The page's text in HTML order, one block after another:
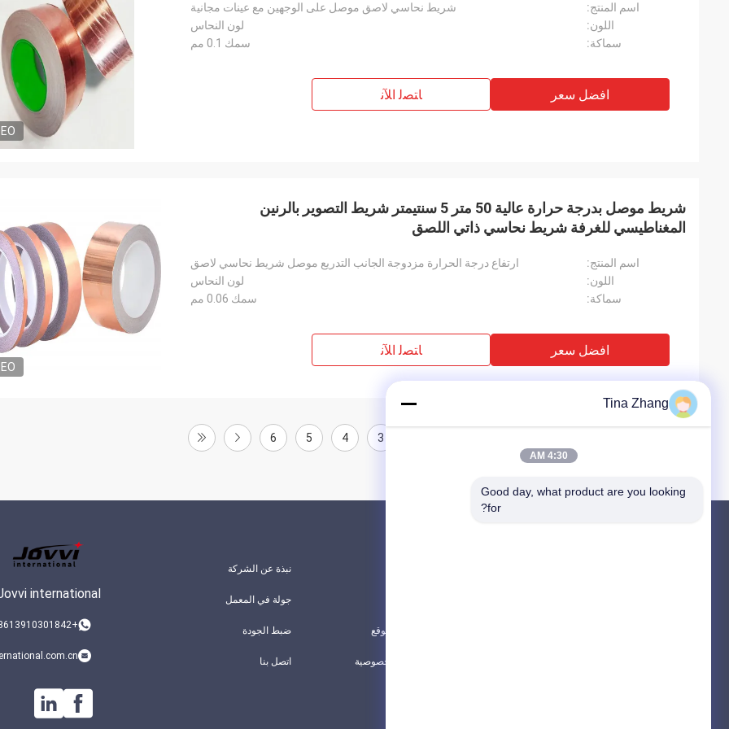
اسم المنتج:
شريط نحاسي لاصق موصل على الوجهين مع عينات مجانية
اللون:
لون النحاس
سماكة:
سمك 0.1 مم
افضل سعر ﺎﺘﺼﻟ ﺍﻶﻧ
شريط موصل بدرجة حرارة عالية 50 متر 5 سنتيمتر شريط التصوير بالرنين
المغناطيسي للغرفة شريط نحاسي ذاتي اللصق
اسم المنتج:
ارتفاع درجة الحرارة مزدوجة الجانب التدريع موصل شريط نحاسي لاصق
اللون:
لون النحاس
سماكة:
سمك 0.06 مم
افضل سعر ﺎﺘﺼﻟ ﺍﻶﻧ
3
4
5
6
international
+8613910301842
نبذة عن الشركة
جولة في المعمل
ضبط الجودة
اتصل بنا
خريطة الموقع
سياسة الخصوصية
Tina Zhang
4:30 AM
Good day, what product are you looking
for?